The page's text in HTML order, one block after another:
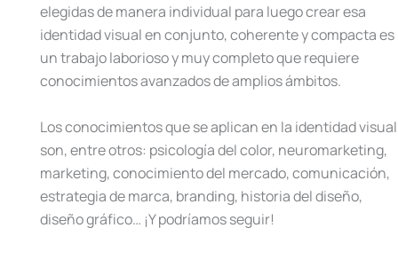
elegidas de manera individual para luego crear esa
identidad visual en conjunto, coherente y compacta es
un trabajo laborioso y muy completo que requiere
conocimientos avanzados de amplios ámbitos.
Los conocimientos que se aplican en la identidad visual
son, entre otros: psicología del color, neuromarketing,
marketing, conocimiento del mercado, comunicación,
estrategia de marca, branding, historia del diseño,
diseño gráfico… ¡Y podríamos seguir!